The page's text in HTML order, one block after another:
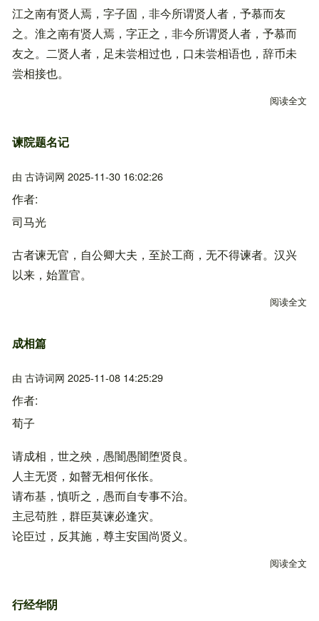
江之南有贤人焉，字子固，非今所谓贤人者，予慕而友
之。淮之南有贤人焉，字正之，非今所谓贤人者，予慕而
友之。二贤人者，足未尝相过也，口未尝相语也，辞币未
尝相接也。
阅读全文
谏院题名记
由 古诗词网 2025-11-30 16:02:26
作者
司马光
古者谏无官，自公卿大夫，至於工商，无不得谏者。汉兴
以来，始置官。
阅读全文
成相篇
由 古诗词网 2025-11-08 14:25:29
作者
荀子
请成相，世之殃，愚闇愚闇堕贤良。
人主无贤，如瞽无相何伥伥。
请布基，慎听之，愚而自专事不治。
主忌苟胜，群臣莫谏必逢灾。
论臣过，反其施，尊主安国尚贤义。
阅读全文
行经华阴